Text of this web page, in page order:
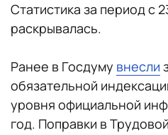
Статистика за период с
раскрывалась.
Ранее в Госдуму внесли
обязательной
уровня официальной
год. Поправки в